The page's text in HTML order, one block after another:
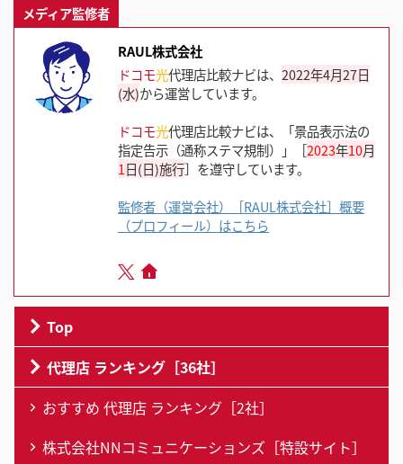
メディア監修者
RAUL株式会社
ドコモ光代理店比較ナビは、 2022年4月27日
(水)から運営しています。
ドコモ光代理店比較ナビは、「景品表示法の
指定告示（通称ステマ規制）」［2023年10月
1 日(日)施行］を遵守しています。
監修者（運営会社）［RAUL株式会社］概要
（プロフィール）はこちら
Top
代理店 ランキング［36社］
おすすめ 代理店 ランキング［2社］
株式会社NNコミュニケーションズ［特設サイト］